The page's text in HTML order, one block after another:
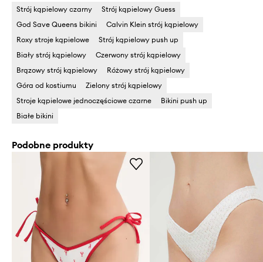
Strój kąpielowy czarny
Strój kąpielowy Guess
God Save Queens bikini
Calvin Klein strój kąpielowy
Roxy stroje kąpielowe
Strój kąpielowy push up
Biały strój kąpielowy
Czerwony strój kąpielowy
Brązowy strój kąpielowy
Różowy strój kąpielowy
Góra od kostiumu
Zielony strój kąpielowy
Stroje kąpielowe jednoczęściowe czarne
Bikini push up
Białe bikini
Podobne produkty